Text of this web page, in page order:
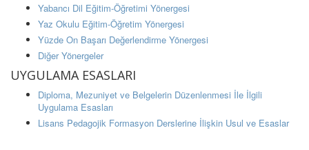
Yabancı Dil Eğitim-Öğretimi Yönergesi
Yaz Okulu Eğitim-Öğretim Yönergesi
Yüzde On Başarı Değerlendirme Yönergesi
Diğer Yönergeler
UYGULAMA ESASLARI
Diploma, Mezuniyet ve Belgelerin Düzenlenmesi İle İlgili
Uygulama Esasları
Lisans Pedagojik Formasyon Derslerine İlişkin Usul ve Esaslar